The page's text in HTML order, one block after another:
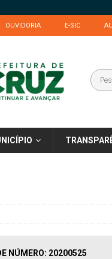
OUVIDORIA E-SIC
NÚMERO: 20200525